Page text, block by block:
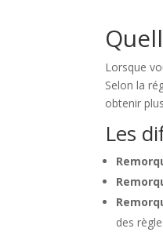
Lorsque
Selon la
obtenir
Les
des